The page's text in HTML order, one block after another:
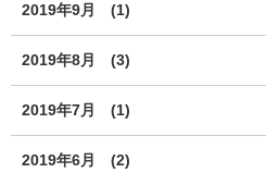
2019年9月 (1)
2019年8月 (3)
2019年7月 (1)
2019年6月 (2)